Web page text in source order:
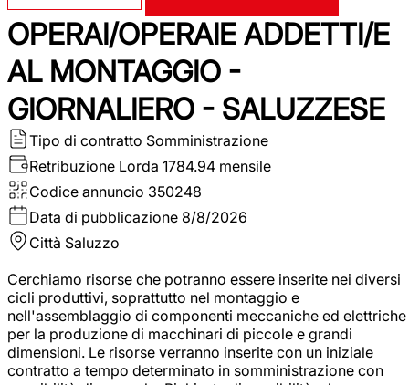
OPERAI/OPERAIE ADDETTI/E
AL MONTAGGIO -
GIORNALIERO - SALUZZESE
Tipo di contratto Somministrazione
Retribuzione Lorda 1784.94 mensile
Codice annuncio 350248
Data di pubblicazione 8/8/2026
Città Saluzzo
Cerchiamo risorse che potranno essere inserite nei diversi
cicli produttivi, soprattutto nel montaggio e
nell'assemblaggio di componenti meccaniche ed elettriche
per la produzione di macchinari di piccole e grandi
dimensioni. Le risorse verranno inserite con un iniziale
contratto a tempo determinato in somministrazione con